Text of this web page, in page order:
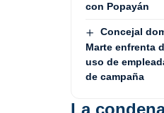
con Popayán
Concejal
Marte enfrenta
uso de
de campaña
La